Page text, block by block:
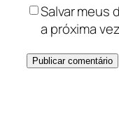
Salvar meus
a próxima